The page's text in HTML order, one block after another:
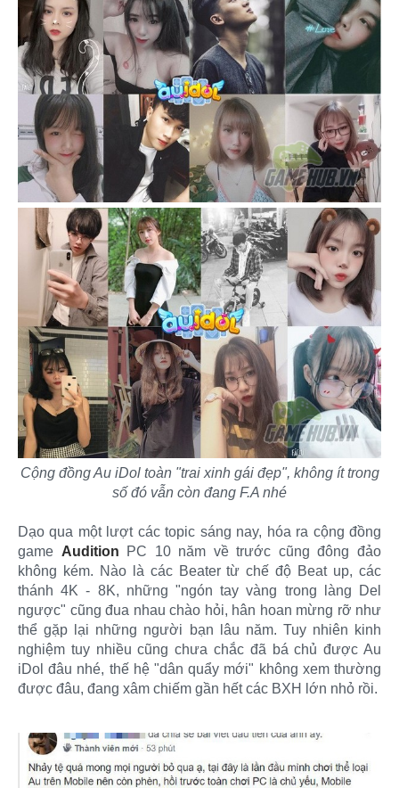
Cộng đồng Au iDol toàn "trai xinh gái đẹp", không ít trong
số đó vẫn còn đang F.A nhé
Dạo qua một lượt các topic sáng nay, hóa ra cộng đồng
game Audition PC 10 năm về trước cũng đông đảo
không kém. Nào là các Beater từ chế độ Beat up, các
thánh 4K - 8K, những "ngón tay vàng trong làng Del
ngược" cũng đua nhau chào hỏi, hân hoan mừng rỡ như
thể gặp lại những người bạn lâu năm. Tuy nhiên kinh
nghiệm tuy nhiều cũng chưa chắc đã bá chủ được Au
iDol đâu nhé, thế hệ "dân quẩy mới" không xem thường
được đâu, đang xâm chiếm gần hết các BXH lớn nhỏ rồi.